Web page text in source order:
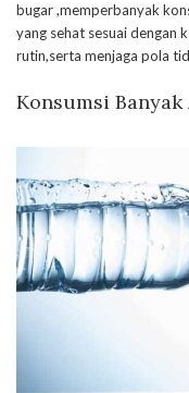
bugar ,memperbanyak
yang sehat sesuai dengan
rutin,serta menjaga pola
Konsumsi